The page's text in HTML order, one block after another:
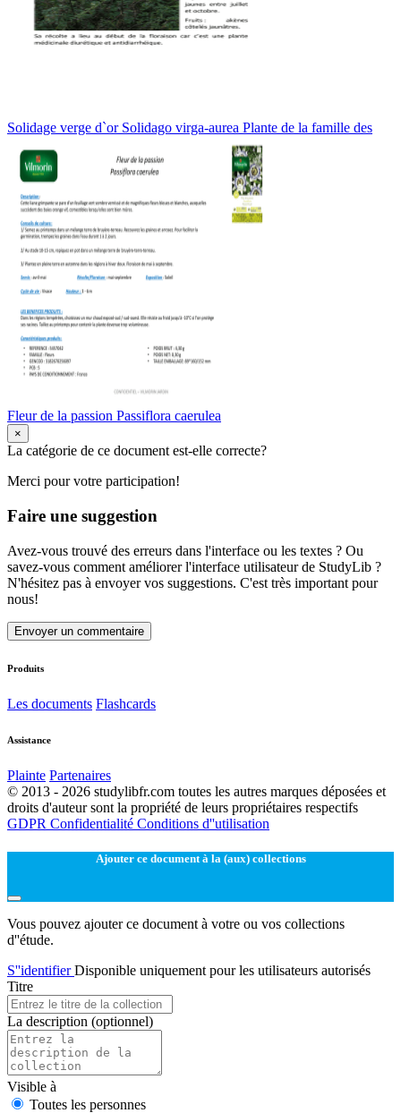
Solidage verge d`or Solidago virga-aurea Plante de la famille des
Fleur de la passion Passiflora caerulea
×
La catégorie de ce document est-elle correcte?
Merci pour votre participation!
Faire une suggestion
Avez-vous trouvé des erreurs dans l'interface ou les textes ? Ou
savez-vous comment améliorer l'interface utilisateur de StudyLib ?
N'hésitez pas à envoyer vos suggestions. C'est très important pour
nous!
Envoyer un commentaire
Produits
Les documents Flashcards
Assistance
Plainte Partenaires
© 2013 - 2026 studylibfr.com toutes les autres marques déposées et
droits d'auteur sont la propriété de leurs propriétaires respectifs
GDPR Confidentialité Conditions d''utilisation
Ajouter ce document à la (aux) collections
Vous pouvez ajouter ce document à votre ou vos collections
d''étude.
S''identifierDisponible uniquement pour les utilisateurs autorisés
Titre
La description (optionnel)
Visible à
Toutes les personnes